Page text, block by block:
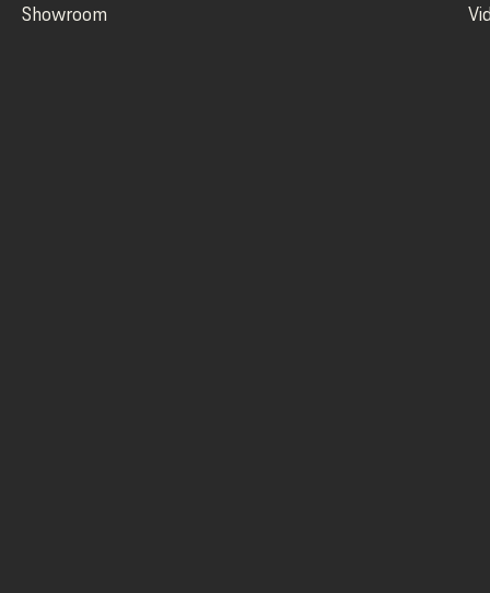
Showroom